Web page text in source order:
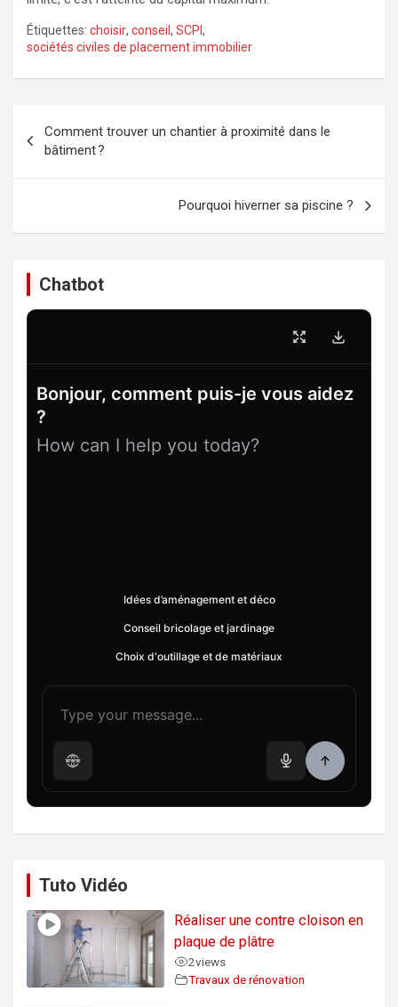
Étiquettes: choisir, conseil , SCPI ,
sociétés civiles de placement immobilier
de
l’article
Comment trouver un chantier à proximité dans le
bâtiment ?
Pourquoi hiverner sa piscine ?
Chatbot
Bonjour, comment puis-je vous aidez
?
How can I help you today?
Idées d’aménagement et déco
Conseil bricolage et jardinage
Choix d'outillage et de matériaux
Tuto Vidéo
Réaliser une contre cloison en
plaque de plâtre
2views
Travaux de rénovation